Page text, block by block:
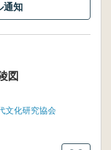
通知
図
文化研究協会